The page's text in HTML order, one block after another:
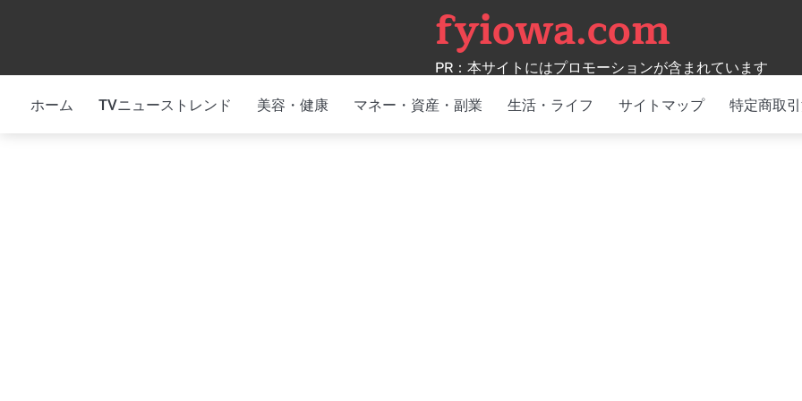
fyiowa.com
PR：本サイトにはプロモーションが含まれています
ホーム TVニューストレンド 美容・健康 マネー・資産・副業 生活・ライフ サイトマップ 特定商取